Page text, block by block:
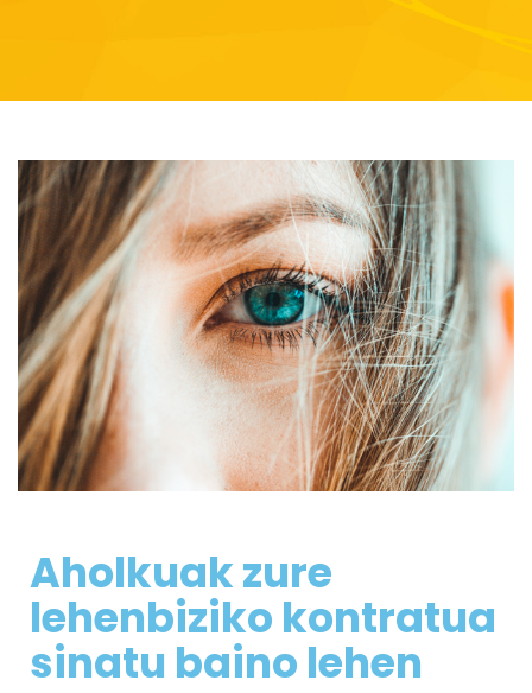
Aholkuak zure
lehenbiziko kontratua
sinatu baino lehen